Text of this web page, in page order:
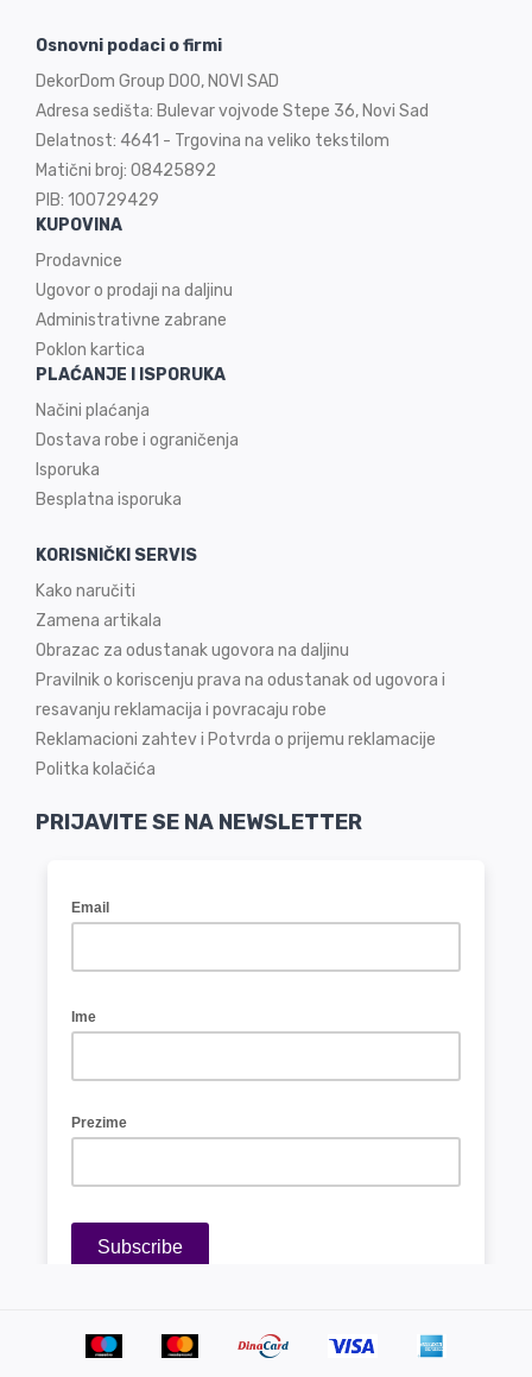
Osnovni podaci o firmi
DekorDom Group DOO, NOVI SAD
Adresa sedišta: Bulevar vojvode Stepe 36, Novi Sad
Delatnost: 4641 - Trgovina na veliko tekstilom
Matični broj: 08425892
PIB: 100729429
KUPOVINA
Prodavnice
Ugovor o prodaji na daljinu
Administrativne zabrane
Poklon kartica
PLAĆANJE I ISPORUKA
Načini plaćanja
Dostava robe i ograničenja
Isporuka
Besplatna isporuka
KORISNIČKI SERVIS
Kako naručiti
Zamena artikala
Obrazac za odustanak ugovora na daljinu
Pravilnik o koriscenju prava na odustanak od ugovora i
resavanju reklamacija i povracaju robe
Reklamacioni zahtev i Potvrda o prijemu reklamacije
Politka kolačića
PRIJAVITE SE NA NEWSLETTER